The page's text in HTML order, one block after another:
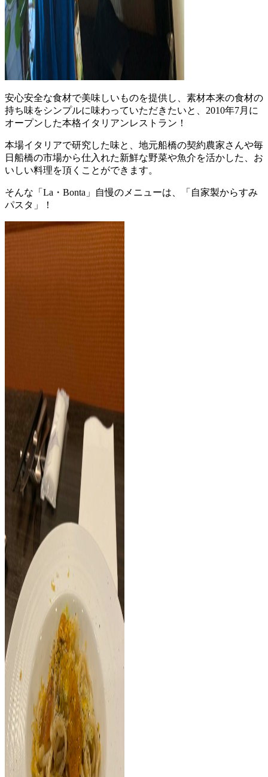
安心安全な食材で美味しいものを提供し、素材本来の食材の
持ち味をシンプルに味わっていただきたいと、2010年7月に
オープンした本格イタリアンレストラン！
本場イタリアで研究した味と、地元船橋の契約農家さんや毎
日船橋の市場から仕入れた新鮮な野菜や魚介を活かした、お
いしい料理を頂くことができます。
そんな「La・Bonta」自慢のメニューは、「自家製からすみ
パスタ」！